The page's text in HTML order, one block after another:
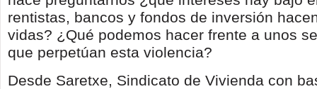
rentistas, bancos y fondos de inversión
vidas? ¿Qué podemos hacer frente a unos
que perpetúan esta violencia?
Desde Saretxe, Sindicato de Vivienda con